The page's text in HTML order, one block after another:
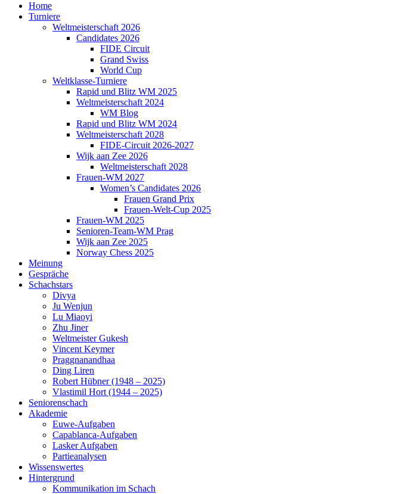
Home
Turniere
Weltmeisterschaft 2026
Candidates 2026
FIDE Circuit
Grand Swiss
World Cup
Weltklasse-Turniere
Rapid und Blitz WM 2025
Weltmeisterschaft 2024
WM Blog
Rapid und Blitz WM 2024
Weltmeisterschaft 2028
FIDE-Circuit 2026-2027
Wijk aan Zee 2026
Weltmeisterschaft 2028
Frauen-WM 2027
Women’s Candidates 2026
Frauen Grand Prix
Frauen-Welt-Cup 2025
Frauen-WM 2025
Senioren-Team-WM Prag
Wijk aan Zee 2025
Norway Chess 2025
Meinung
Gespräche
Schachstars
Divya
Ju Wenjun
Lu Miaoyi
Zhu Jiner
Weltmeister Gukesh
Vincent Keymer
Praggnanandhaa
Ding Liren
Robert Hübner (1948 – 2025)
Vlastimil Hort (1944 – 2025)
Seniorenschach
Akademie
Euwe-Aufgaben
Capablanca-Aufgaben
Lasker Aufgaben
Partieanalysen
Wissenswertes
Hintergrund
Kommunikation im Schach